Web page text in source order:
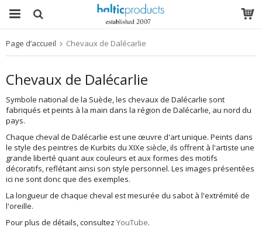
Page d’accueil Chevaux de Dalécarlie
Chevaux de Dalécarlie
Symbole national de la Suède, les chevaux de Dalécarlie sont
fabriqués et peints à la main dans la région de Dalécarlie, au nord du
pays.
Chaque cheval de Dalécarlie est une œuvre d'art unique. Peints dans
le style des peintres de Kurbits du XIXe siècle, ils offrent à l'artiste une
grande liberté quant aux couleurs et aux formes des motifs
décoratifs, reflétant ainsi son style personnel. Les images présentées
ici ne sont donc que des exemples.
La longueur de chaque cheval est mesurée du sabot à l'extrémité de
l'oreille.
Pour plus de détails, consultez YouTube.